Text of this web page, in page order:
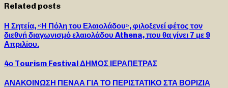
Related posts
Η Σητεία, «H Πόλη του Ελαιολάδου», φιλοξενεί φέτος τον
διεθνή διαγωνισμό ελαιολάδου Athena, που θα γίνει 7 με 9
Απριλίου.
4ο Tourism Festival ΔΗΜΟΣ ΙΕΡΑΠΕΤΡΑΣ
ΑΝΑΚΟΙΝΩΣΗ ΠΕΝΑΑ ΓΙΑ ΤΟ ΠΕΡΙΣΤΑΤΙΚΟ ΣΤΑ ΒΟΡΙΖΙΑ